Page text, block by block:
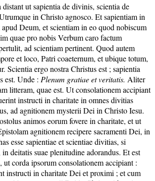
ut sapientia de divinis, scientia de
in Christo agnosco. Et sapientiam in
Deum, et scientiam in eo quod nobiscum
quae pro nobis Verbum caro factum
ad scientiam pertinent. Quod autem
et loco, Patri coaeternum, et ubique totum,
Scientia ergo nostra Christus est ; sapientia
est. Unde : Plenum gratiae et veritatis. Aliter
litteram, quae est. Ut consolationem accipiant
instructi in charitate in omnes divitias
ad agnitionem mysterii Dei in Christo Iesu.
animos eorum fovere in charitate, et ut
agnitionem recipere sacramenti Dei, in
esse sapientiae et scientiae divitias, si
deitatis suae plenitudine adorandus. Et est
corda ipsorum consolationem accipiant :
instructi in charitate Dei et proximi ; et cum